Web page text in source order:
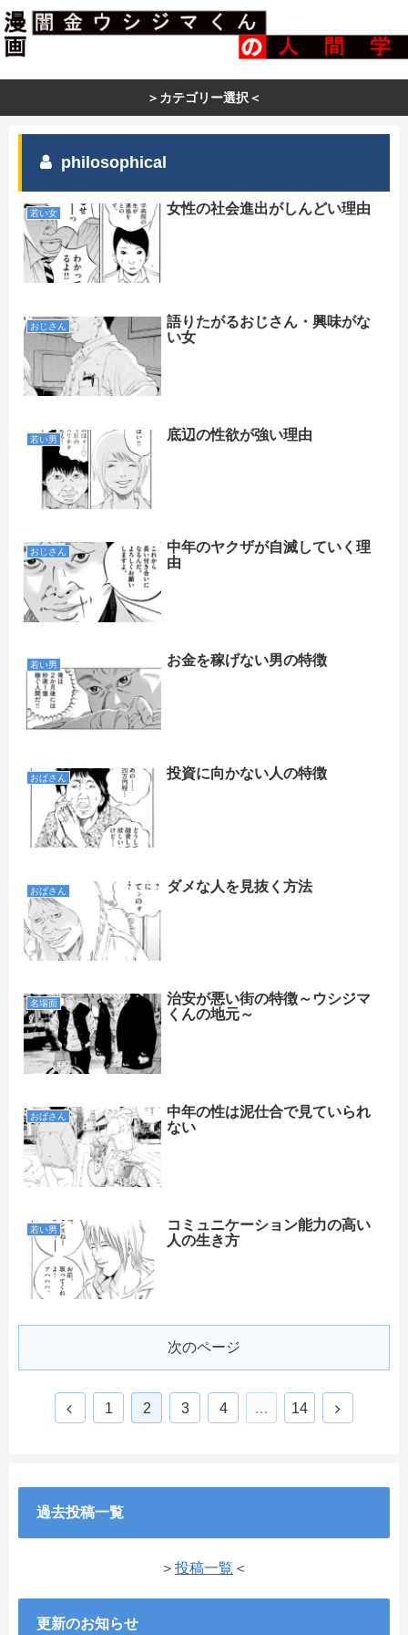
＞カテゴリー選択＜
philosophical
若い女 女性の社会進出がしんどい理由
おじさん
語りたがるおじさん・興味がな
い女
若い男 底辺の性欲が強い理由
おじさん
中年のヤクザが自滅していく理
由
若い男 お金を稼げない男の特徴
おばさん 投資に向かない人の特徴
おばさん ダメな人を見抜く方法
名場面
治安が悪い街の特徴～ウシジマ
くんの地元～
おばさん
中年の性は泥仕合で見ていられ
ない
若い男
コミュニケーション能力の高い
人の生き方
次のページ
1 2 3 4 … 14
過去投稿一覧
＞ 投稿一覧 ＜
更新のお知らせ